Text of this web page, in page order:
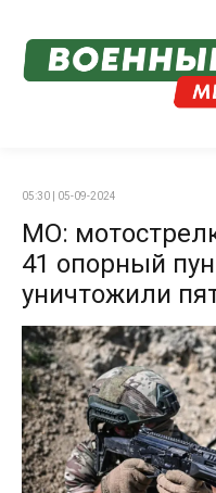
05:30 | 05-09-2024
МО:
41 опорный
уничтожили